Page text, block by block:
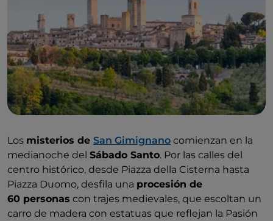
Los misterios de San Gimignano comienzan en la
medianoche del Sábado Santo. Por las calles del
centro histórico, desde Piazza della Cisterna hasta
Piazza Duomo, desfila una procesión de
60 personas con trajes medievales, que escoltan un
carro de madera con estatuas que reflejan la Pasión